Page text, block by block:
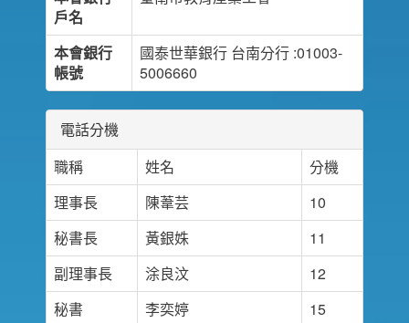
戶名
本會銀行
帳號
國泰世華銀行 台南分行 :01003-
5006660
電話分機
職稱
姓名
分機
理事長
陳葦芸
10
秘書長
黃銀姝
11
副理事長
涂良汶
12
秘書
李奕婷
15